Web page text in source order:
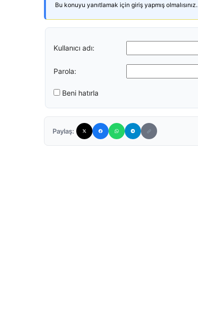
Bu konuyu yanıtlamak için giriş yapmış olmalısınız.
Kullanıcı adı:
Parola:
Beni hatırla
Paylaş: